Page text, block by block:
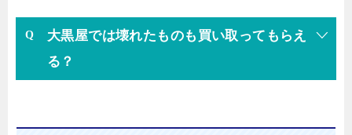
大黒屋では壊れたものも買い取ってもらえ
る？